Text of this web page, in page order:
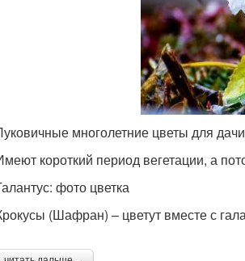
многолетние цветы для
короткий период вегетации, а
фото цветка
(Шафран) – цветут вместе с